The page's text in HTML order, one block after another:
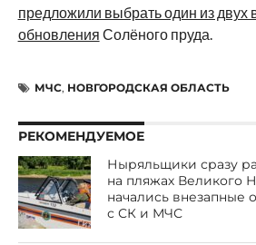
предложили выбрать один из двух
обновления Солёного пруда.
МЧС, НОВГОРОДСКАЯ ОБЛАСТЬ
РЕКОМЕНДУЕМОЕ
Ныряльщики сразу
на пляжах Великого
начались внезапные
с СК и МЧС